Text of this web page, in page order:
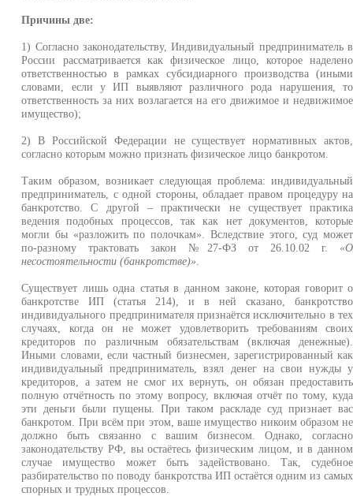
Причины две:
1) Согласно законодательству, Индивидуальный предприниматель в
России рассматривается как физическое лицо, которое наделено
ответственностью в рамках субсидиарного производства (иными
словами, если у ИП выявляют различного рода нарушения, то
ответственность за них возлагается на его движимое и недвижимое
имущество);
2) В Российской Федерации не существует нормативных актов,
согласно которым можно признать физическое лицо банкротом.
Таким образом, возникает следующая проблема: индивидуальный
предприниматель, с одной стороны, обладает правом процедуру на
банкротство. С другой – практически не существует практика
ведения подобных процессов, так как нет документов, которые
могли бы «разложить по полочкам». Вследствие этого, суд может
по-разному трактовать закон №27-ФЗ от 26.10.02 г. «О
несостоятельности (банкротстве)»
Существует лишь одна статья в данном законе, которая говорит о
банкротстве ИП (статья 214), и в ней сказано, банкротство
индивидуального предпринимателя признаётся исключительно в тех
случаях, когда он не может удовлетворить требованиям своих
кредиторов по различным обязательствам (включая денежные).
Иными словами, если частный бизнесмен, зарегистрированный как
индивидуальный предприниматель, взял денег на свои нужды у
кредиторов, а затем не смог их вернуть, он обязан предоставить
полную отчётность по этому вопросу, включая отчёт по тому, куда
эти деньги были пущены. При таком раскладе суд признает вас
банкротом. При всём при этом, ваше имущество никоим образом не
должно быть связанно с вашим бизнесом. Однако, согласно
законодательству РФ, вы остаётесь физическим лицом, и в данном
случае имущество может быть задействовано. Так, судебное
разбирательство по поводу банкротства ИП остаётся одним из самых
спорных и трудных процессов.